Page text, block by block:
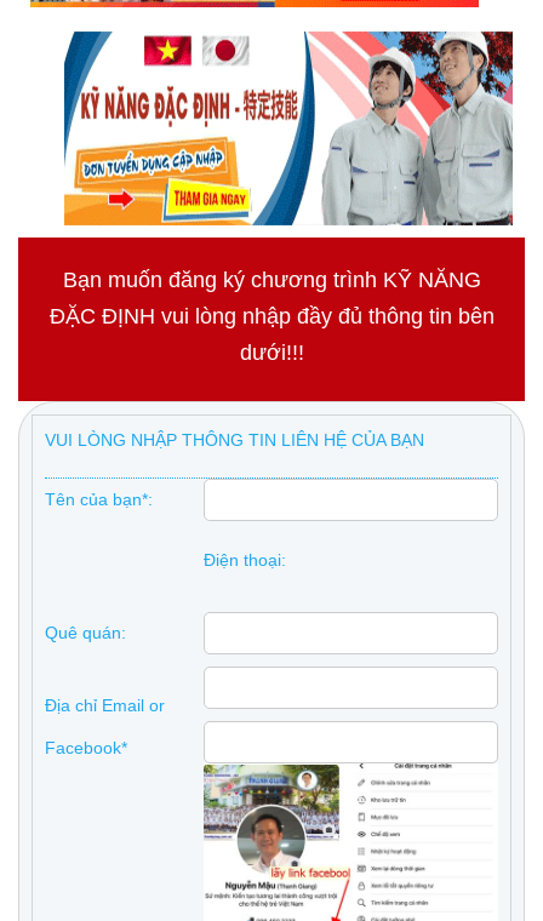
Bạn muốn đăng ký chương trình KỸ NĂNG
ĐẶC ĐỊNH vui lòng nhập đầy đủ thông tin bên
dưới!!!
VUI LÒNG NHẬP THÔNG TIN LIÊN HỆ CỦA BẠN
Tên của bạn*:
Điện thoại:
Quê quán:
Địa chỉ Email or
Facebook*